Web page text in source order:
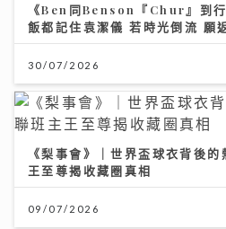
《Ben同Benson『Chur』到
飯都記住袁潔儀 若時光倒流 願
30/07/2026
《梨事會》｜世界盃球衣背後
王至尊揭收藏圈真相
09/07/2026